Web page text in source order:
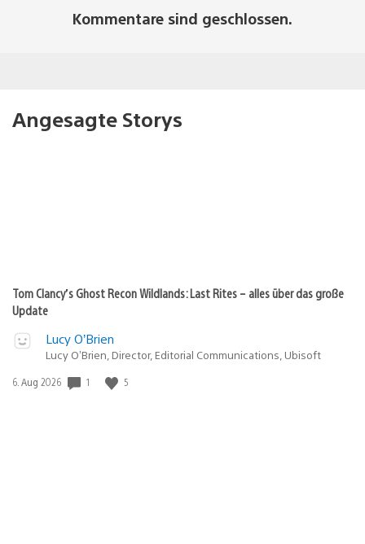
Kommentare sind geschlossen.
Angesagte Storys
Tom Clancy’s Ghost Recon Wildlands: Last Rites – alles über das große
Update
Lucy O’Brien
Lucy O’Brien, Director, Editorial Communications, Ubisoft
Veröffentlichungsdatum:
6. Aug 2026 1 5